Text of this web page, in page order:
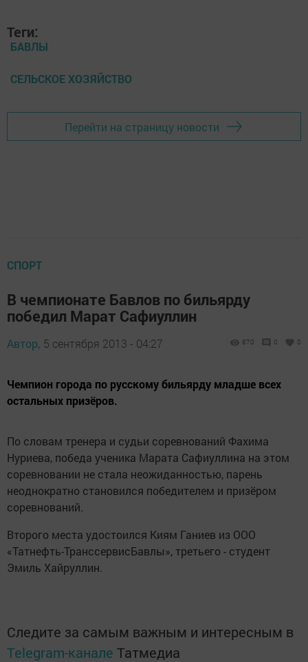
Теги:
БАВЛЫ
СЕЛЬСКОЕ ХОЗЯЙСТВО
Перейти на страницу новости
СПОРТ
В чемпионате Бавлов по бильярду
победил Марат Сафиуллин
Автор, 5 сентября 2013 - 04:27 870 0 0
Чемпион города по русскому бильярду младше всех
остальных призёров.
По словам тренера и судьи соревнований Фахима
Нуриева, победа ученика Марата Сафиуллина на этом
соревновании не стала неожиданностью, парень
неоднократно становился победителем и призёром
соревнований.
Второго места удостоился Киям Ганиев из ООО
«Татнефть-ТранссервисБавлы», третьего - студент
Эмиль Хайруллин.
Следите за самым важным и интересным в
Telegram-канале Татмедиа